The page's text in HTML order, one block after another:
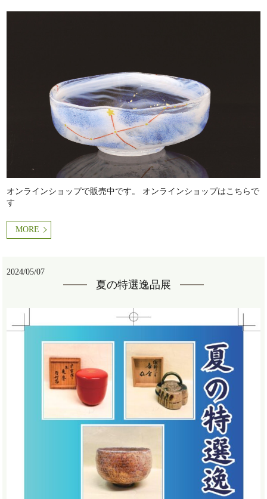
オンラインショップで販売中です。 オンラインショップはこちらで
す
MORE
2024/05/07
夏の特選逸品展